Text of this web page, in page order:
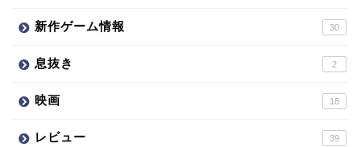
新作ゲーム情報 30
息抜き 2
映画 18
レビュー 39